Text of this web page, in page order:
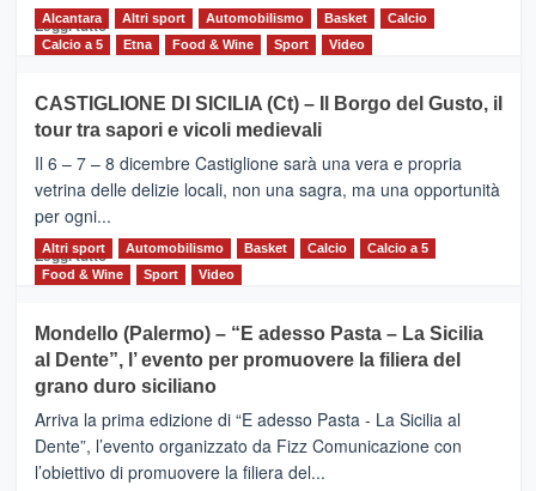
Leggi tutto Leggi
MOIO
ALCANTARA
–
Vivicittà,
alla
scoperta
del
territorio,
e
messaggi
di
Alcantara Altri sport Automobilismo Basket
Calcio
Calcio a 5
Etna Food & Wine Sport Video
CASTIGLIONE DI SICILIA (Ct) – Il Borgo del Gusto, il
tour tra sapori e vicoli medievali
Il 6 – 7 – 8 dicembre Castiglione sarà una vera e propria
vetrina delle delizie locali, non una sagra, ma una opportunità
per ogni...
Leggi tuttoLeggi
di
CASTIGLIONE
DI
SICILIA
(Ct)
–
Il
Borgo
Altri sport Automobilismo Basket Calcio
Calcio a 5
Food & Wine
Sport Video
Mondello (Palermo) – “E adesso Pasta – La Sicilia
al Dente”, l’ evento per promuovere la filiera del
grano duro siciliano
Arriva la prima edizione di “E adesso Pasta - La Sicilia al
Dente”, l’evento organizzato da Fizz Comunicazione con
l’obiettivo di promuovere la filiera del...